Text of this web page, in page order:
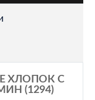
ХЛОПОК С
(1294)